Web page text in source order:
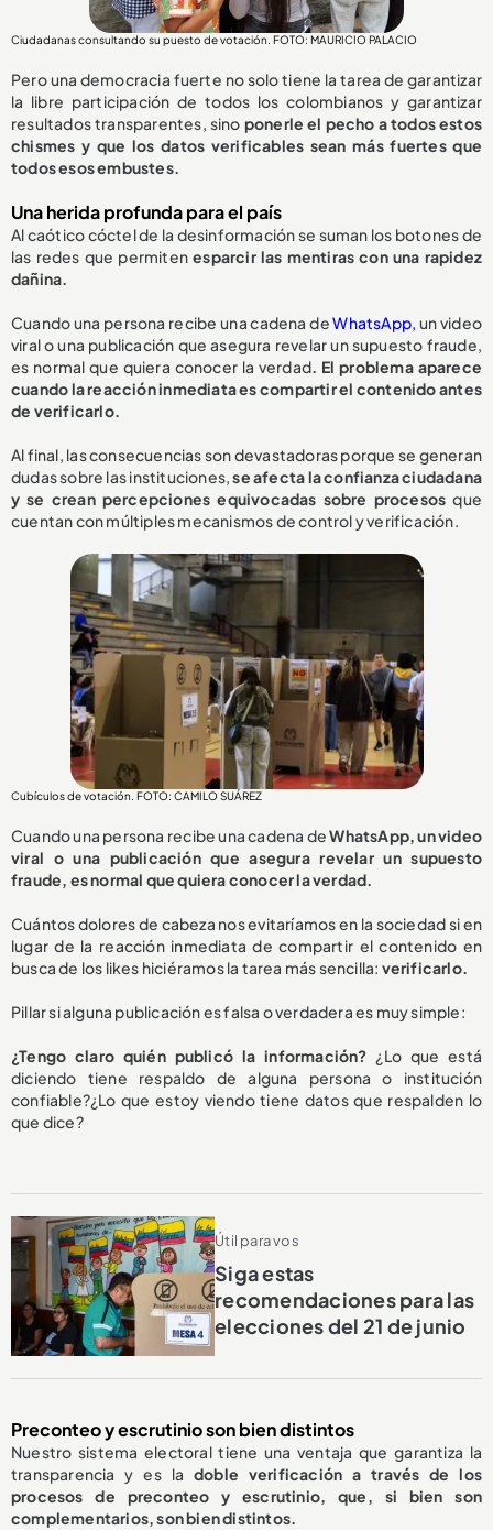
Ciudadanas consultando su puesto de votación. FOTO: MAURICIO PALACIO
Pero una democracia fuerte no solo tiene la tarea de garantizar
la libre participación de todos los colombianos y garantizar
resultados transparentes, sino ponerle el pecho a todos estos
chismes y que los datos verificables sean más fuertes que
todos esos embustes.
Una herida profunda para el país
Al caótico cóctel de la desinformación se suman los botones de
las redes que permitenesparcir las mentiras con una rapidez
dañina.
Cuando una persona recibe una cadena deWhatsApp, un video
viral o una publicación que asegura revelar un supuesto fraude,
es normal que quiera conocer la verdad. El problema aparece
cuando la reacción inmediata es compartir el contenido antes
de verificarlo.
Al final, las consecuencias son devastadoras porque se generan
dudas sobre las instituciones,se afecta la confianza ciudadana
y se crean percepciones equivocadas sobre procesos que
cuentan con múltiples mecanismos de control y verificación.
Cubículos de votación. FOTO: CAMILO SUÁREZ
Cuando una persona recibe una cadena deWhatsApp, un video
viral o una publicación que asegura revelar un supuesto
fraude, es normal que quiera conocer la verdad.
Cuántos dolores de cabeza nos evitaríamos en la sociedad si en
lugar de la reacción inmediata de compartir el contenido en
busca de los likes hiciéramos la tarea más sencilla: verificarlo.
Pillar si alguna publicación es falsa o verdadera es muy simple:
¿Tengo claro quién publicó la información? ¿Lo que está
diciendo tiene respaldo de alguna persona o institución
confiable?¿Lo que estoy viendo tiene datos que respalden lo
que dice?
Útil para vos
Siga estas
recomendaciones para las
elecciones del 21 de junio
Preconteo y escrutinio son bien distintos
Nuestro sistema electoral tiene una ventaja que garantiza la
transparencia y es la doble verificación a través de los
procesos de preconteo y escrutinio, que, si bien son
complementarios, son bien distintos.